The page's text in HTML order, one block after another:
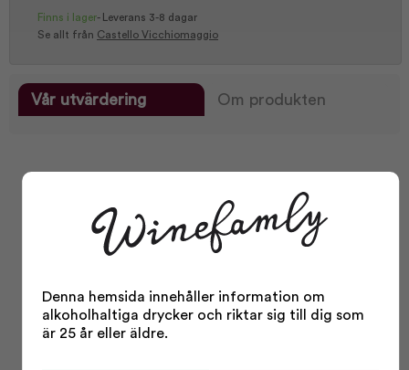
Finns i lager-
Leverans 3-8 dagar
Se allt från Castello Vicchiomaggio
Vår utvärdering Om produkten
Typ: Rött vin
Område:
Årgång: 2023
Storlek:
Denna hemsida innehåller information om
alkoholhaltiga drycker och riktar sig till dig som
är 25 år eller äldre.